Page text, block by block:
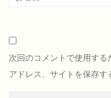
次回のコメントで使用す
アドレス、サイトを保存す